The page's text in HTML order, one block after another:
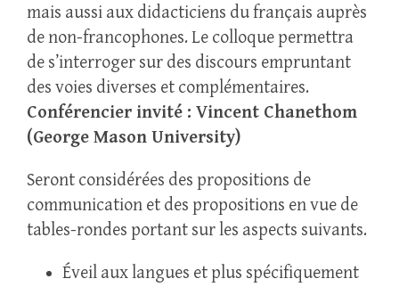
mais aussi aux didacticiens du français auprès
de non-francophones. Le colloque permettra
de s’interroger sur des discours empruntant
des voies diverses et complémentaires.
Conférencier invité : Vincent Chanethom
(George Mason University)
Seront considérées des propositions de
communication et des propositions en vue de
tables-rondes portant sur les aspects suivants.
Éveil aux langues et plus spécifiquement